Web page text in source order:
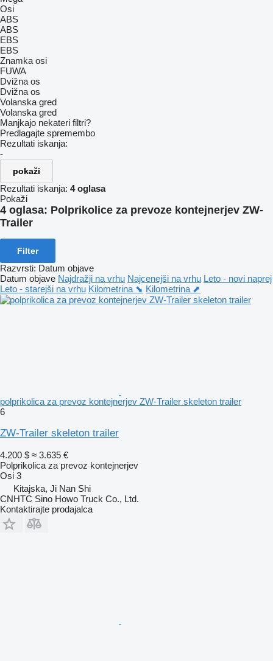
Osi
ABS
ABS
EBS
EBS
Znamka osi
FUWA
Dvižna os
Dvižna os
Volanska gred
Volanska gred
Manjkajo nekateri filtri?
Predlagajte spremembo
Rezultati iskanja:
-
pokaži
Rezultati iskanja: 4 oglasa
Pokaži
4 oglasa: Polprikolice za prevoze kontejnerjev ZW-
Trailer
Filter
Razvrsti: Datum objave
Datum objave Najdražji na vrhu Najcenejši na vrhu Leto - novi naprej
Leto - starejši na vrhu Kilometrina ⬊ Kilometrina ⬈
polprikolica za prevoz kontejnerjev ZW-Trailer skeleton trailer
6
ZW-Trailer skeleton trailer
4.200 $ ≈ 3.635 €
Polprikolica za prevoz kontejnerjev
Osi 3
Kitajska, Ji Nan Shi
CNHTC Sino Howo Truck Co., Ltd.
Kontaktirajte prodajalca